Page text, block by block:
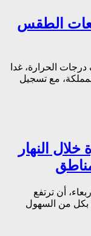
توقعات الطقس
درجات الحرارة، غدا
مع تسجيل
النهار
أن ترتفع
بكل من السهول